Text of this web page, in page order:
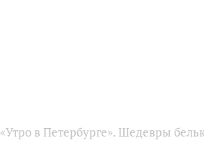
«Утро в Петербурге». Шедевры